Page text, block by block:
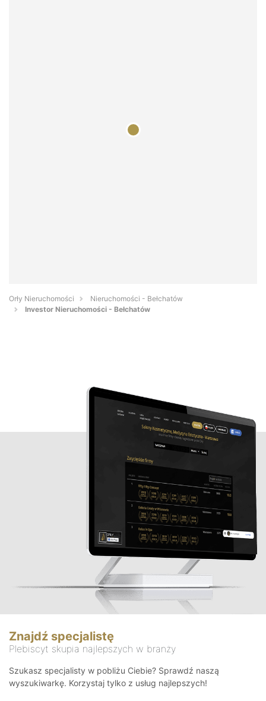
Orły Nieruchomości
Nieruchomości - Bełchatów
Investor Nieruchomości - Bełchatów
Znajdź specjalistę
Plebiscyt skupia najlepszych w branży
Szukasz specjalisty w pobliżu Ciebie? Sprawdź naszą
wyszukiwarkę. Korzystaj tylko z usług najlepszych!